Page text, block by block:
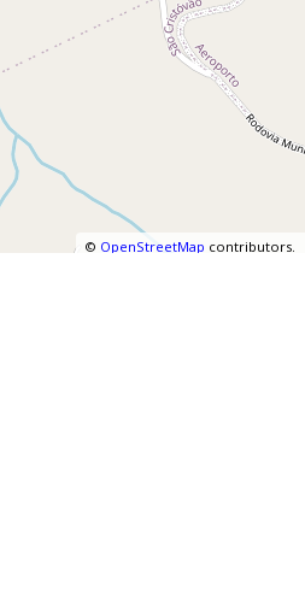
© OpenStreetMap contributors.